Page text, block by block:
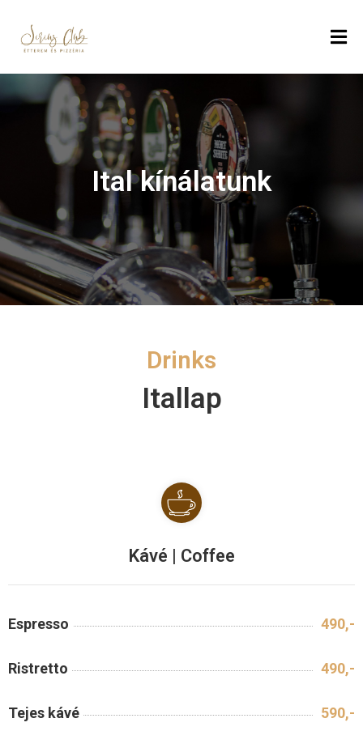
K
E
P
É
L
A
É
I
É
Ital kínálatunk
Drinks
Itallap
Kávé | Coffee
Espresso 490,-
Ristretto 490,-
Tejes kávé 590,-